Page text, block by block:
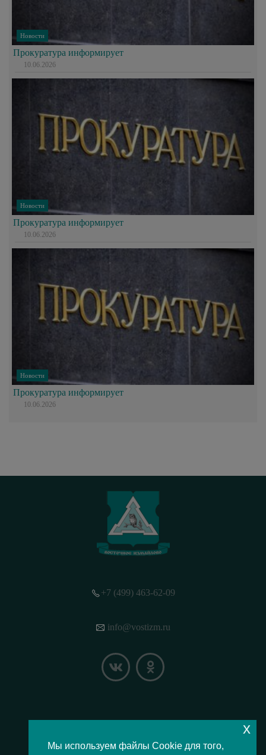
Новости
Прокуратура информирует
10.06.2026
Новости
Прокуратура информирует
10.06.2026
Новости
Прокуратура информирует
10.06.2026
+7 (499) 463-62-09
info@vostizm.ru
Мы используем файлы Cookie для того,
x